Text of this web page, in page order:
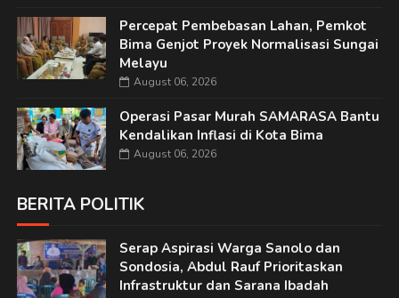
Percepat Pembebasan Lahan, Pemkot
Bima Genjot Proyek Normalisasi Sungai
Melayu
August 06, 2026
Operasi Pasar Murah SAMARASA Bantu
Kendalikan Inflasi di Kota Bima
August 06, 2026
BERITA POLITIK
Serap Aspirasi Warga Sanolo dan
Sondosia, Abdul Rauf Prioritaskan
Infrastruktur dan Sarana Ibadah